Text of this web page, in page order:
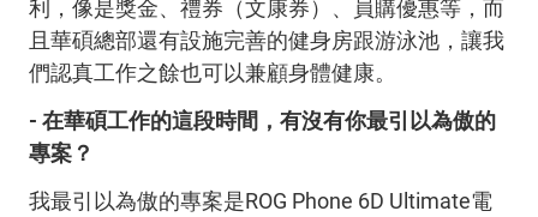
利，像是獎金、禮券（文康券）、員購優惠等，而
且華碩總部還有設施完善的健身房跟游泳池，讓我
們認真工作之餘也可以兼顧身體健康。
- 在華碩工作的這段時間，有沒有你最引以為傲的
專案？
我最引以為傲的專案是ROG Phone 6D Ultimate電